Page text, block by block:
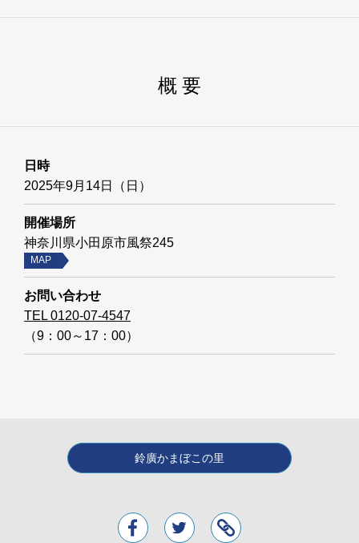
概 要
日時
2025年9月14日（日）
開催場所
神奈川県小田原市風祭245
MAP
お問い合わせ
TEL 0120-07-4547
（9：00～17：00）
鈴廣かまぼこの里